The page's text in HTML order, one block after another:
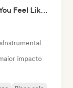
Instrumentals That Make You Feel Like Floating
Instrumental
impacto